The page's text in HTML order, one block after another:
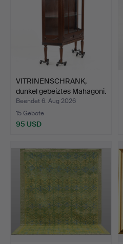
VITRINENSCHRANK,
dunkel gebeiztes Mahagoni.
Beendet 6. Aug 2026
15 Gebote
95 USD